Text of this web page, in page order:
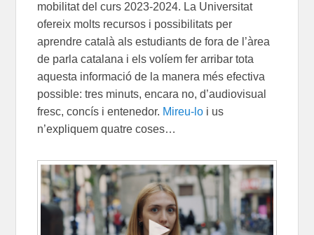
mobilitat del curs 2023-2024. La Universitat
ofereix molts recursos i possibilitats per
aprendre català als estudiants de fora de l’àrea
de parla catalana i els volíem fer arribar tota
aquesta informació de la manera més efectiva
possible: tres minuts, encara no, d’audiovisual
fresc, concís i entenedor. Mireu-lo i us
n’expliquem quatre coses…